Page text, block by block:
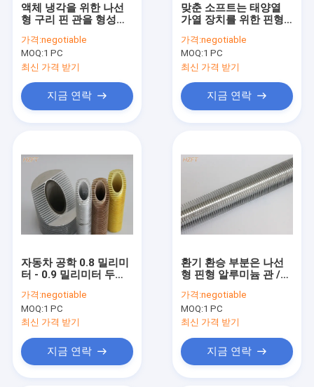
액체 냉각을 위한 나선
형 구리 핀 관을 형성하
시켜 회전하세요
가격:negotiable
MOQ:1 PC
최신 가격 받기
지금 연락
맞춘 소프트는 태양열
가열 장치를 위한 핀형
다
가격:negotiable
MOQ:1 PC
최신 가격 받기
지금 연락
자동차 공학 0.8 밀리미
터 - 0.9 밀리미터 두께
나선형 핀형 관
가격:negotiable
MOQ:1 PC
최신 가격 받기
지금 연락
환기 환승 부분은 나선
형 핀형 알루미늄 관 /
냈습니다
가격:negotiable
MOQ:1 PC
최신 가격 받기
지금 연락